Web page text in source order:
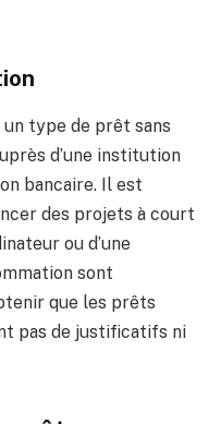
type de prêt sans
d’une institution
bancaire. Il est
des projets à court
ou d’une
sont
que les prêts
pas de justificatifs ni